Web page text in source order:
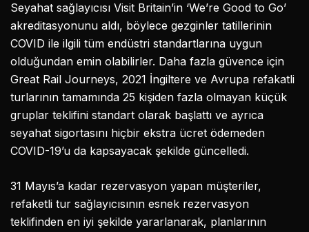
Seyahat sağlayıcısı Visit Britain’in ‘We’re Good to Go’
akreditasyonunu aldı, böylece gezginler tatillerinin
COVID ile ilgili tüm endüstri standartlarına uygun
olduğundan emin olabilirler. Daha fazla güvence için
Great Rail Journeys, 2021 İngiltere ve Avrupa refakatli
turlarının tamamında 25 kişiden fazla olmayan küçük
gruplar teklifini standart olarak başlattı ve ayrıca
seyahat sigortasını hiçbir ekstra ücret ödemeden
COVID-19’u da kapsayacak şekilde güncelledi.
31 Mayıs’a kadar rezervasyon yapan müşteriler,
refaketli tur sağlayıcısının esnek rezervasyon
teklifinden en iyi şekilde yararlanarak, planlarının